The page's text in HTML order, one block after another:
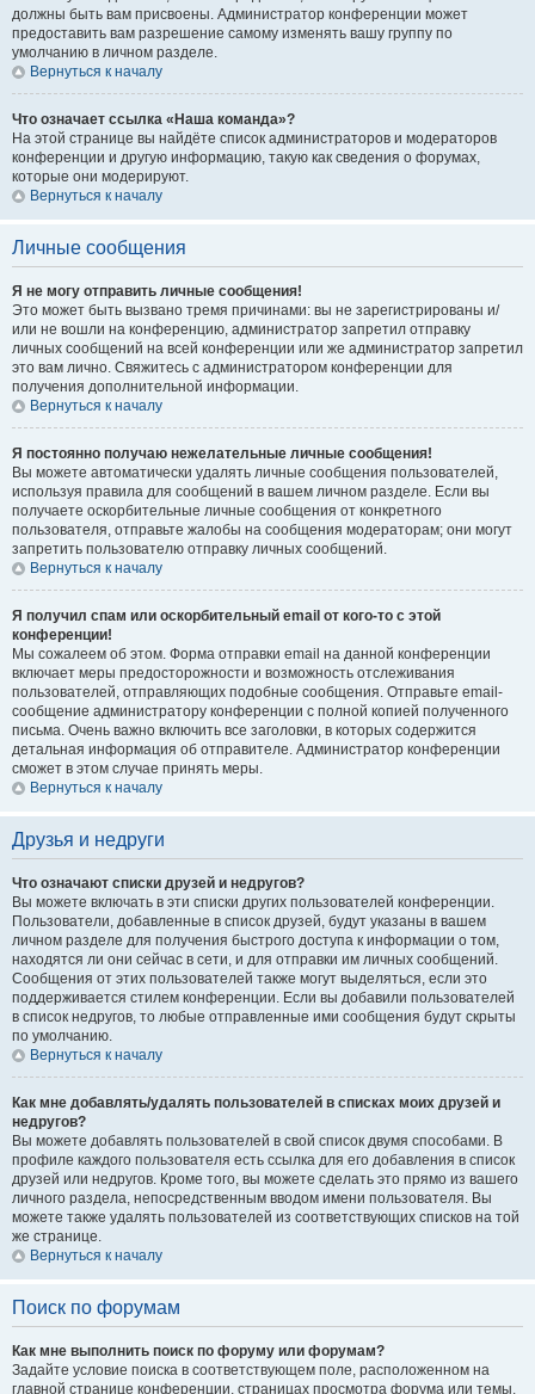
должны быть вам присвоены. Администратор конференции может
предоставить вам разрешение самому изменять вашу группу по
умолчанию в личном разделе.
Вернуться к началу
Что означает ссылка «Наша команда»?
На этой странице вы найдёте список администраторов и модераторов
конференции и другую информацию, такую как сведения о форумах,
которые они модерируют.
Вернуться к началу
Личные сообщения
Я не могу отправить личные сообщения!
Это может быть вызвано тремя причинами: вы не зарегистрированы и/
или не вошли на конференцию, администратор запретил отправку
личных сообщений на всей конференции или же администратор запретил
это вам лично. Свяжитесь с администратором конференции для
получения дополнительной информации.
Вернуться к началу
Я постоянно получаю нежелательные личные сообщения!
Вы можете автоматически удалять личные сообщения пользователей,
используя правила для сообщений в вашем личном разделе. Если вы
получаете оскорбительные личные сообщения от конкретного
пользователя, отправьте жалобы на сообщения модераторам; они могут
запретить пользователю отправку личных сообщений.
Вернуться к началу
Я получил спам или оскорбительный email от кого-то с этой
конференции!
Мы сожалеем об этом. Форма отправки email на данной конференции
включает меры предосторожности и возможность отслеживания
пользователей, отправляющих подобные сообщения. Отправьте email-
сообщение администратору конференции с полной копией полученного
письма. Очень важно включить все заголовки, в которых содержится
детальная информация об отправителе. Администратор конференции
сможет в этом случае принять меры.
Вернуться к началу
Друзья и недруги
Что означают списки друзей и недругов?
Вы можете включать в эти списки других пользователей конференции.
Пользователи, добавленные в список друзей, будут указаны в вашем
личном разделе для получения быстрого доступа к информации о том,
находятся ли они сейчас в сети, и для отправки им личных сообщений.
Сообщения от этих пользователей также могут выделяться, если это
поддерживается стилем конференции. Если вы добавили пользователей
в список недругов, то любые отправленные ими сообщения будут скрыты
по умолчанию.
Вернуться к началу
Как мне добавлять/удалять пользователей в списках моих друзей и
недругов?
Вы можете добавлять пользователей в свой список двумя способами. В
профиле каждого пользователя есть ссылка для его добавления в список
друзей или недругов. Кроме того, вы можете сделать это прямо из вашего
личного раздела, непосредственным вводом имени пользователя. Вы
можете также удалять пользователей из соответствующих списков на той
же странице.
Вернуться к началу
Поиск по форумам
Как мне выполнить поиск по форуму или форумам?
Задайте условие поиска в соответствующем поле, расположенном на
главной странице конференции, страницах просмотра форума или темы.